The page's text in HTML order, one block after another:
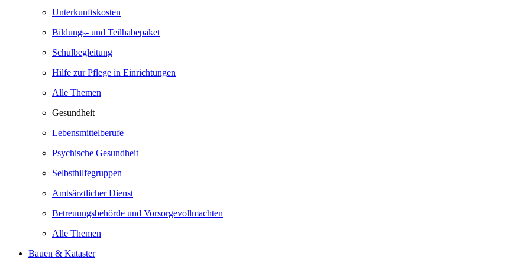
Unterkunftskosten
Bildungs- und Teilhabepaket
Schulbegleitung
Hilfe zur Pflege in Einrichtungen
Alle Themen
Gesundheit
Lebensmittelberufe
Psychische Gesundheit
Selbsthilfegruppen
Amtsärztlicher Dienst
Betreuungsbehörde und Vorsorgevollmachten
Alle Themen
Bauen & Kataster